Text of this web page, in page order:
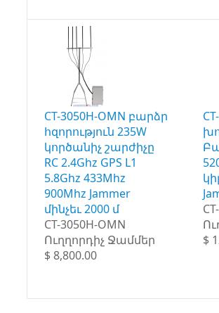
CT-3050H-OMN բարձր
հզորություն 235W
կործանիչ շարժիչը
RC 2.4Ghz GPS L1
5.8Ghz 433Mhz
900Mhz Jammer
մինչեւ 2000 մ
CT-3050H-OMN
Ուղղորդիչ Ջամմեր
$ 8,800.00
$